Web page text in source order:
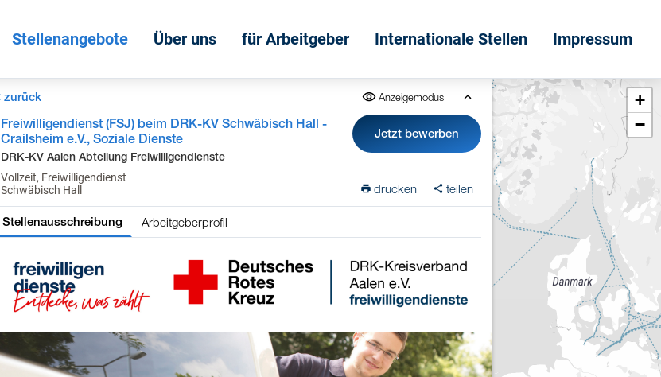
Stellenangebote Über uns für Arbeitgeber Internationale Stellen Impressum
zurück Anzeigemodus
Freiwilligendienst (FSJ) beim DRK-KV Schwäbisch Hall -
Crailsheim e.V., Soziale Dienste
DRK-KV Aalen Abteilung Freiwilligendienste
Vollzeit, Freiwilligendienst
Schwäbisch Hall
Jetzt bewerben
drucken teilen
Stellenausschreibung Arbeitgeberprofil
+
−